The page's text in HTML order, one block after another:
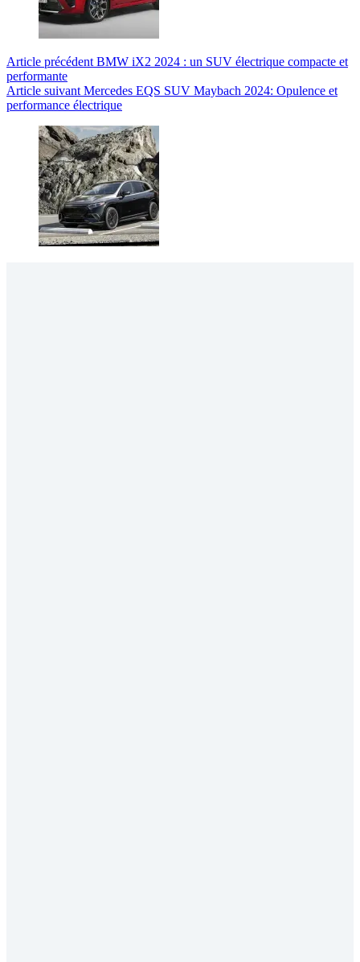
Article précédent BMW iX2 2024 : un SUV électrique compacte et
performante
Article suivant Mercedes EQS SUV Maybach 2024: Opulence et
performance électrique